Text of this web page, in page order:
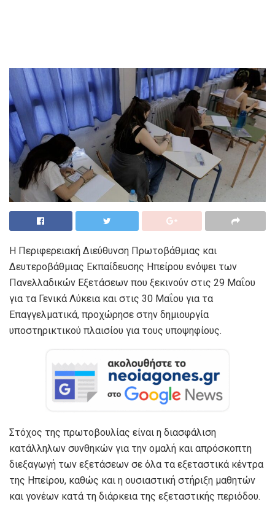
Η Περιφερειακή Διεύθυνση Πρωτοβάθμιας και
Δευτεροβάθμιας Εκπαίδευσης Ηπείρου ενόψει των
Πανελλαδικών Εξετάσεων που ξεκινούν στις 29 Μαΐου
για τα Γενικά Λύκεια και στις 30 Μαΐου για τα
Επαγγελματικά, προχώρησε στην δημιουργία
υποστηρικτικού πλαισίου για τους υποψηφίους.
Στόχος της πρωτοβουλίας είναι η διασφάλιση
κατάλληλων συνθηκών για την ομαλή και απρόσκοπτη
διεξαγωγή των εξετάσεων σε όλα τα εξεταστικά κέντρα
της Ηπείρου, καθώς και η ουσιαστική στήριξη μαθητών
και γονέων κατά τη διάρκεια της εξεταστικής περιόδου.